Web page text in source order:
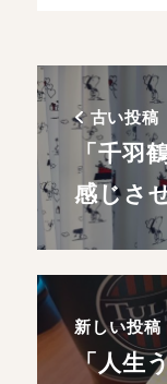
古い投稿
「千羽
感じさ
新しい投稿
「人生